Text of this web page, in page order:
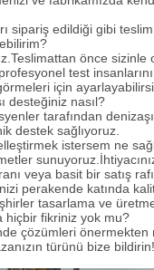
sipariş edildiği gibi
önce sizinle
test
için
desteğiniz nasıl?
tarafından
destek sağlıyoruz.
istersem ne
veya basit bir satış
perakende katında
tasarlama ve
hiçbir fikriniz yok mu?
çözümleri önermekten
türünü bize bildirin!